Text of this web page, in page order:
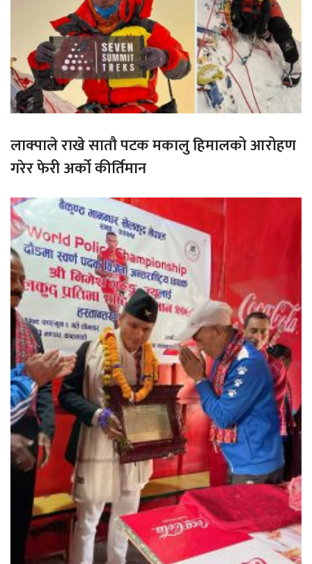
लाक्पाले राखे सातौ पटक मकालु हिमालको आरोहण
गरेर फेरी अर्को कीर्तिमान